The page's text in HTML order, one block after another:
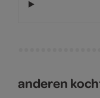
anderen